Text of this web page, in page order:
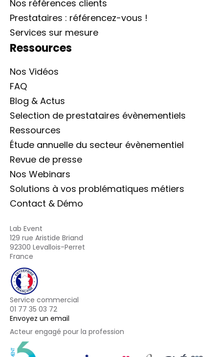
Nos références clients
Prestataires : référencez-vous !
Services sur mesure
Ressources
Nos Vidéos
FAQ
Blog & Actus
Selection de prestataires évènementiels
Ressources
Étude annuelle du secteur évènementiel
Revue de presse
Nos Webinars
Solutions à vos problématiques métiers
Contact & Démo
Lab Event
129 rue Aristide Briand
92300 Levallois-Perret
France
Service commercial
01 77 35 03 72
Envoyez un email
Acteur engagé pour la profession